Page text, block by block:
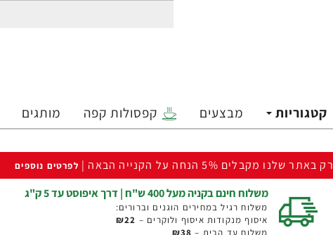
קטגוריות מבצעים קפסולות קפה מותגים
רק באתר שלנו מקבלים 5% הנחה על הקנייה הבאה | לפרטים נוספים
משלוח חינם בקניה מעל 400 ש"ח | דרך איפוסט עד 5 ק"ג
משלוח רגיל במחירים הוגנים וברורים:
איסוף מנקודות איסוף ולוקרים – ₪22
משלוח עד הבית – ₪38